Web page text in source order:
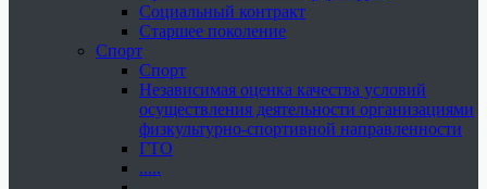
Социальный контракт
Старшее поколение
Спорт
Спорт
Независимая оценка качества условий
осуществления деятельности организациями
физкультурно-спортивной направленности
ГТО
.....